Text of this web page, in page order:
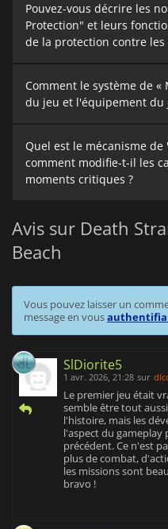
Pouvez-vous décrire les
Protection" et leurs
de la protection contre
Comment le système de
du jeu et l'équipement du
Quel est le mécanisme
comment modifie-t-il les
moments critiques ?
Avis sur Death
Beach
Vous pouvez laisser un
message en vous
SlDiorite5
1 avr. 2026, 21:28 sur
Le premier jeu était
semble être tout
l'histoire, mais les
l'aspect du gameplay
précédent. Ce n'est
plus de combat,
les missions sont
bravo !